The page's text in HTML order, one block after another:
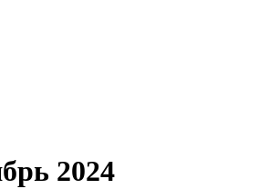
2024